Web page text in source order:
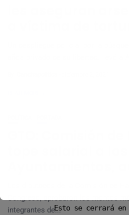
Congreso, aprobaron los montos
integrantes de...Esto se cerrará en